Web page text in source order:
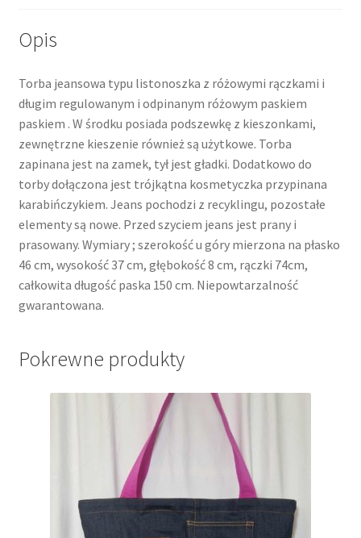
Opis
Torba jeansowa typu listonoszka z różowymi rączkami i
długim regulowanym i odpinanym różowym paskiem
paskiem . W środku posiada podszewkę z kieszonkami,
zewnętrzne kieszenie również są użytkowe. Torba
zapinana jest na zamek, tył jest gładki. Dodatkowo do
torby dołączona jest trójkątna kosmetyczka przypinana
karabińczykiem. Jeans pochodzi z recyklingu, pozostałe
elementy są nowe. Przed szyciem jeans jest prany i
prasowany. Wymiary ; szerokość u góry mierzona na płasko
46 cm, wysokość 37 cm, głębokość 8 cm, rączki 74cm,
całkowita długość paska 150 cm. Niepowtarzalność
gwarantowana.
Pokrewne produkty